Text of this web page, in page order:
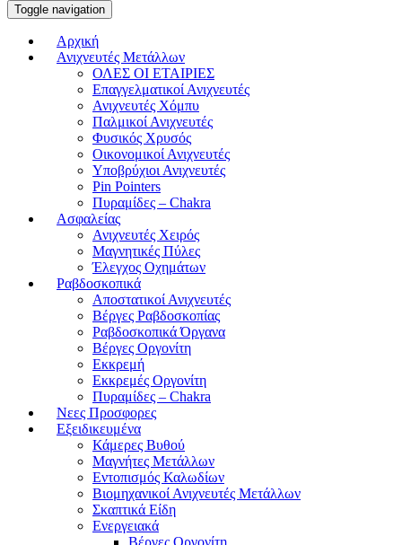
Toggle navigation
Αρχική
Ανιχνευτές Μετάλλων
ΟΛΕΣ ΟΙ ΕΤΑΙΡΙΕΣ
Επαγγελματικοί Ανιχνευτές
Ανιχνευτές Χόμπυ
Παλμικοί Ανιχνευτές
Φυσικός Χρυσός
Οικονομικοί Ανιχνευτές
Υποβρύχιοι Ανιχνευτές
Pin Pointers
Πυραμίδες – Chakra
Ασφαλείας
Ανιχνευτές Χειρός
Μαγνητικές Πύλες
Έλεγχος Οχημάτων
Ραβδοσκοπικά
Αποστατικοί Ανιχνευτές
Βέργες Ραβδοσκοπίας
Ραβδοσκοπικά Όργανα
Βέργες Οργονίτη
Εκκρεμή
Εκκρεμές Οργονίτη
Πυραμίδες – Chakra
Νεες Προσφορες
Εξειδικευμένα
Κάμερες Βυθού
Μαγνήτες Μετάλλων
Εντοπισμός Καλωδίων
Βιομηχανικοί Ανιχνευτές Μετάλλων
Σκαπτικά Είδη
Ενεργειακά
Βέργες Οργονίτη